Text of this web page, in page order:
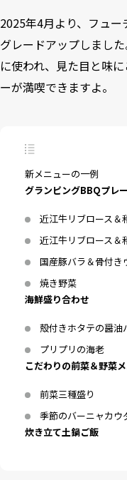
2025年4月より、フュ
グレードアップしまし
に使われ、見た目と味
ーが満喫できますよ。
新メニューの一例
グランピングBBQプレ
近江牛リブロース＆
近江牛リブロース＆
国産豚バラ＆骨付き
焼き野菜
海鮮盛り合わせ
殻付きホタテの醤油
プリプリの海老
こだわりの前菜＆野菜
前菜三種盛り
季節のバーニャカウ
炊き立て土鍋ご飯